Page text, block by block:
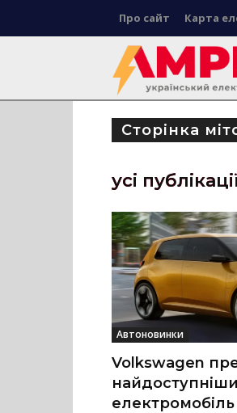
Про сайт Карта
Сторінка
усі
Автоновинки
Volkswagen